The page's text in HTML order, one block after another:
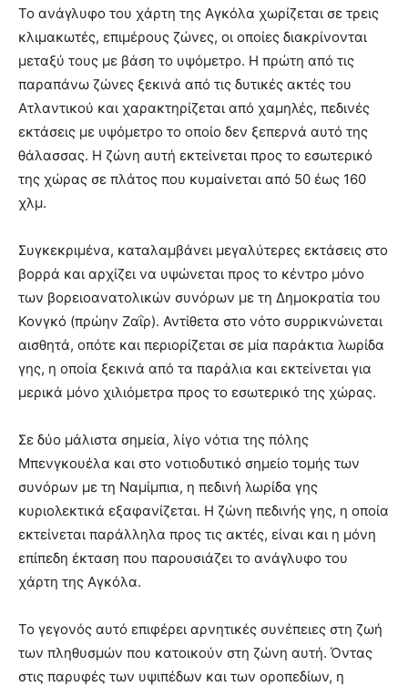
Το ανάγλυφο του χάρτη της Αγκόλα χωρίζεται σε τρεις
κλιμακωτές, επιμέρους ζώνες, οι οποίες διακρίνονται
μεταξύ τους με βάση το υψόμετρο. Η πρώτη από τις
παραπάνω ζώνες ξεκινά από τις δυτικές ακτές του
Ατλαντικού και χαρακτηρίζεται από χαμηλές, πεδινές
εκτάσεις με υψόμετρο το οποίο δεν ξεπερνά αυτό της
θάλασσας. Η ζώνη αυτή εκτείνεται προς το εσωτερικό
της χώρας σε πλάτος που κυμαίνεται από 50 έως 160
χλμ.
Συγκεκριμένα, καταλαμβάνει μεγαλύτερες εκτάσεις στο
βορρά και αρχίζει να υψώνεται προς το κέντρο μόνο
των βορειοανατολικών συνόρων με τη Δημοκρατία του
Κονγκό (πρώην Ζαΐρ). Αντίθετα στο νότο συρρικνώνεται
αισθητά, οπότε και περιορίζεται σε μία παράκτια λωρίδα
γης, η οποία ξεκινά από τα παράλια και εκτείνεται για
μερικά μόνο χιλιόμετρα προς το εσωτερικό της χώρας.
Σε δύο μάλιστα σημεία, λίγο νότια της πόλης
Μπενγκουέλα και στο νοτιοδυτικό σημείο τομής των
συνόρων με τη Ναμίμπια, η πεδινή λωρίδα γης
κυριολεκτικά εξαφανίζεται. Η ζώνη πεδινής γης, η οποία
εκτείνεται παράλληλα προς τις ακτές, είναι και η μόνη
επίπεδη έκταση που παρουσιάζει το ανάγλυφο του
χάρτη της Αγκόλα.
Το γεγονός αυτό επιφέρει αρνητικές συνέπειες στη ζωή
των πληθυσμών που κατοικούν στη ζώνη αυτή. Όντας
στις παρυφές των υψιπέδων και των οροπεδίων, η